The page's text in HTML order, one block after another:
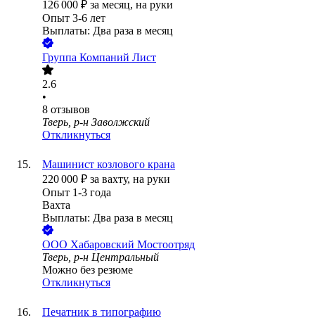
126 000 ₽ за месяц, на руки
Опыт 3-6 лет
Выплаты: Два раза в месяц
Группа Компаний Лист
2.6
•
8 отзывов
Тверь, р-н Заволжский
Откликнуться
Машинист козлового крана
220 000 ₽ за вахту, на руки
Опыт 1-3 года
Вахта
Выплаты: Два раза в месяц
ООО Хабаровский Мостоотряд
Тверь, р-н Центральный
Можно без резюме
Откликнуться
Печатник в типографию